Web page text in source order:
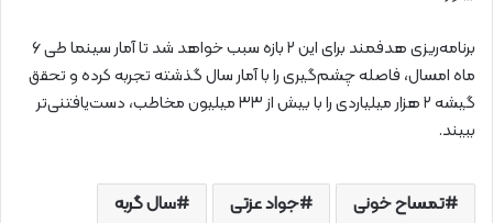
برنامه‌ریزی هدفمند برای این ۲ بازه سبب خواهد شد تا آمار سینما طی ۶
ماه امسال، فاصله چشم‌گیری را با آمار سال گذشته تجربه کرده و تحقق
گیشه ۲ هزار میلیاردی را با بیش از ۳۳ میلیون مخاطب، دست‌یافتنی‌تر
ببیند.
تمساح خونی جواد عزتی
سال گربه